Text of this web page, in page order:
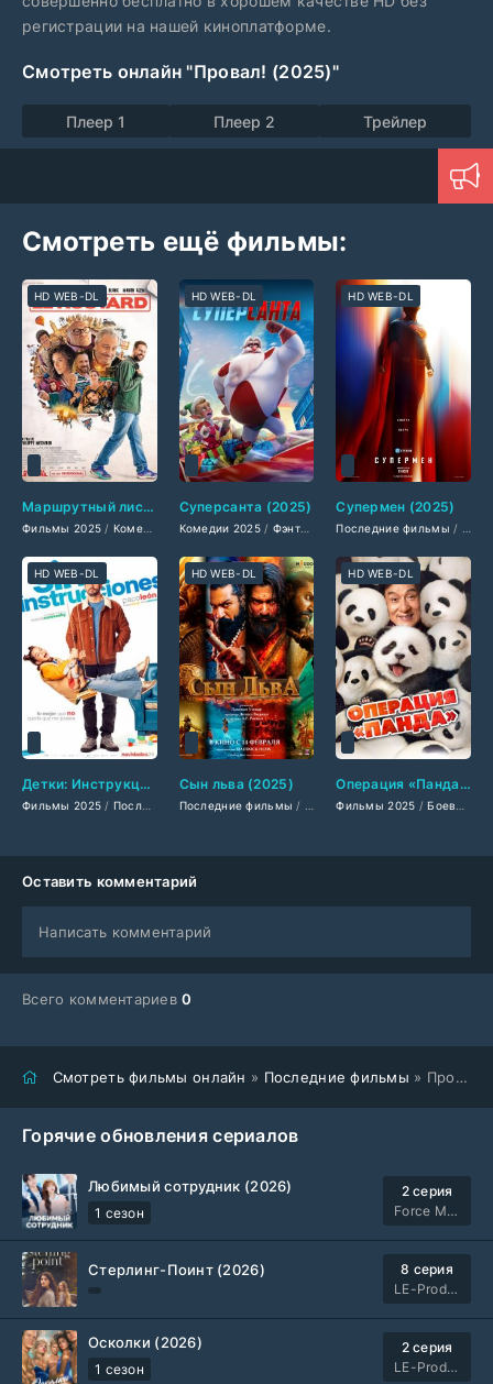
регистрации на нашей киноплатформе.
Смотреть онлайн "Провал! (2025)"
Плеер 1 Плеер 2 Трейлер
Смотреть ещё фильмы:
Маршрутный лист (2025)
Фильмы 2025 / Комедии 2025 /Зарубежные фильмы 2025/Фильмы смотреть
HD WEB-DL
Суперсанта (2025)
Комедии 2025 / Фэнтези 2025 /Зарубежные фильмы
HD WEB-DL
Супермен (2025)
Последние фильмы /
HD WEB-DL
Детки: Инструкция не прилагается (2025)
Фильмы 2025 / Последние фильмы /Комедии 2025 Зарубежные фильмы 2025
HD WEB-DL
Сын льва (2025)
Последние фильмы / Фильмы 2025 /Боевики 2025
HD WEB-DL
Операция «Панда» (2025)
Фильмы 2025 /Боевики 2025
HD WEB-DL
Оставить комментарий
Написать комментарий
Всего комментариев0
Смотреть фильмы онлайн » Последние фильмы » Провал! (2025)
Горячие обновления сериалов
Любимый сотрудник (2026)
1 сезон
2 серия
Force Media
Стерлинг-Поинт (2026)
8 серия
LE-Production
Осколки (2026)
1 сезон
2 серия
LE-Production